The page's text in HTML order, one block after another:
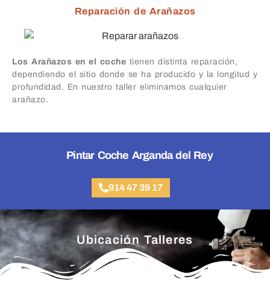
Reparación de Arañazos
Los Arañazos en el coche tienen distinta reparación,
dependiendo el sitio donde se ha producido y la longitud y
profundidad. En nuestro taller eliminamos cualquier
arañazo.
Pintar Coche Arganda del Rey
914 47 39 17
Ubicación Talleres